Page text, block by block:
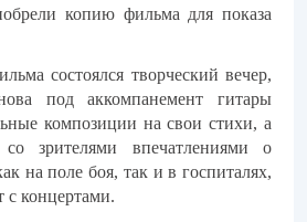
копию фильма для показа
состоялся творческий вечер,
под аккомпанемент гитары
композиции на свои стихи, а
со зрителями впечатлениями о
на поле боя, так и в госпиталях,
с концертами.